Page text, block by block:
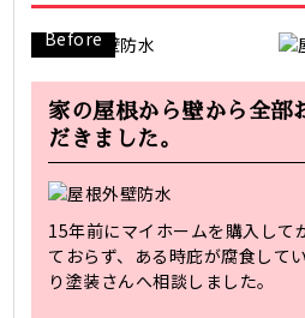
Before
家の屋根から壁から全部
だきました。
15年前にマイホームを購入して
ておらず、ある時庇が腐食して
り塗装さんへ相談しました。